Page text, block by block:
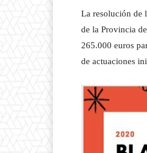
La resolución de
de la Provincia
265.000 euros
de actuaciones